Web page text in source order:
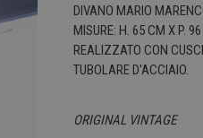
DIVANO MARIO
MISURE: H. 65 CM X P.
REALIZZATO CON
TUBOLARE D'ACCIAIO.
ORIGINAL VINTAGE